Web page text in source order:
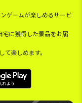
ゲームが楽しめるサービ
に獲得した景品をお届
楽しめます。